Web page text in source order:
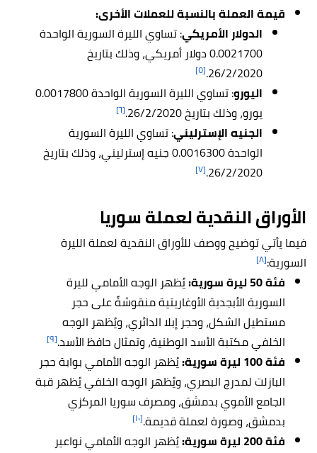
قيمة العملة بالنسبة للعملات الأخرى:
الدولار الأمريكي: تساوي الليرة السورية الواحدة
0.0021700 دولار أمريكي، وذلك بتاريخ
26/2/2020. [٥]
اليورو
: تساوي الليرة السورية الواحدة 0.0017800
يورو، وذلك بتاريخ 26/2/2020.
[٦]
الجنيه الإسترليني: تساوي الليرة السورية
الواحدة 0.0016300 جنيه إسترليني، وذلك بتاريخ
26/2/2020. [٧]
الأوراق النقدية لعملة سوريا
فيما يأتي توضيح ووصف للأوراق النقدية لعملة الليرة
السورية:[٨]
فئة 50 ليرة سورية:
يُظهر الوجه الأمامي لليرة
السورية الأبجدية الأوغاريتية منقوشةً على حجر
مستطيل الشكل، وحجر إبلا الدائري، ويُظهر الوجه
الخلفي مكتبة الأسد الوطنية، وتمثال حافظ الأسد.[٩]
فئة 100 ليرة سورية:
يُظهر الوجه الأمامي بوابة حجر
البازلت لمدرج البصري، ويُظهر الوجه الخلفي يُظهر قبة
الجامع الأموي بدمشق، ومصرف سوريا المركزي
بدمشق، وصورة لعملة قديمة.[١٠]
فئة 200 ليرة سورية:
يُظهر الوجه الأمامي نواعير